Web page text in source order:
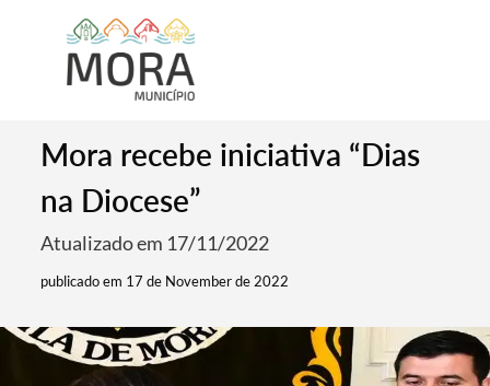
Mora recebe iniciativa “Dias
na Diocese”
Atualizado em 17/11/2022
publicado em 17 de November de 2022